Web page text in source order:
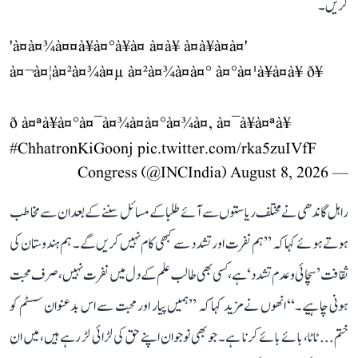
کریں۔
'à¤à¤¾à¤¤à¥à¤°à¥à¤ à¤à¥ à¤à¥à¤à¤'
à¤¬à¤¦à¤²à¤¾à¤µ à¤²à¤¾à¤à¤° à¤°à¤¹à¥à¤à¥ ð¥
ð à¤ªà¥à¤°à¤¯à¤¾à¤à¤°à¤¾à¤, à¤¯à¥à¤ªà¥
#ChhatronKiGoonj pic.twitter.com/rka5zuIVfF
— Congress (@INCIndia)
August 8, 2026
راہل گاندھی نے مختلف ریاستوں سے آئے طلبا کے مسائل سننے کے بعد ان سے مخاطب
ہوتے ہوئے کہا کہ ’’ہم نفرت اور تشدد سے کبھی کام نہیں کریں گے۔ ہم ہندوستان کی
ثقافت ’سچائی و عدم تشدد‘ ہے، کسی بھی طالب علم کے دل میں نفرت نہیں، صرف محبت
ہونی چاہیے۔‘‘ انھوں نے مزید کہا کہ ’’ہمیں پیار اور محبت سے اس بدعنوان سسٹم کو
ختم... ٹاٹا، بائے بائے کرنا ہے۔ جو بھی نوجوان اپنے حق کی لڑائی لڑ رہے ہیں، میں ان